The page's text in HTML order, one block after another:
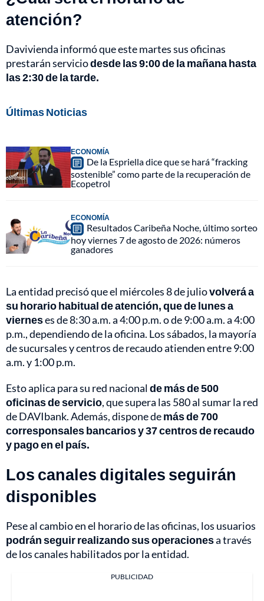
atención?
Davivienda informó que este martes sus oficinas
prestarán serviciodesde las 9:00 de la mañana hasta
las 2:30 de la tarde.
Últimas Noticias
ECONOMÍA
De la Espriella dice que se hará “fracking
sostenible” como parte de la recuperación de
Ecopetrol
ECONOMÍA
Resultados Caribeña Noche, último sorteo
hoy viernes 7 de agosto de 2026: números
ganadores
La entidad precisó que el miércoles 8 de juliovolverá a
su horario habitual de atención, que de lunes a
vierneses de 8:30 a.m. a 4:00 p.m. o de 9:00 a.m. a 4:00
p.m., dependiendo de la oficina. Los sábados, la mayoría
de sucursales y centros de recaudo atienden entre 9:00
a.m. y 1:00 p.m.
Esto aplica para su red nacionalde más de 500
oficinas de servicio, que supera las 580 al sumar la red
de DAVIbank. Además, dispone demás de 700
corresponsales bancarios y 37 centros de recaudo
y pago en el país.
Los canales digitales seguirán
disponibles
Pese al cambio en el horario de las oficinas, los usuarios
podrán seguir realizando sus operacionesa través
de los canales habilitados por la entidad.
PUBLICIDAD